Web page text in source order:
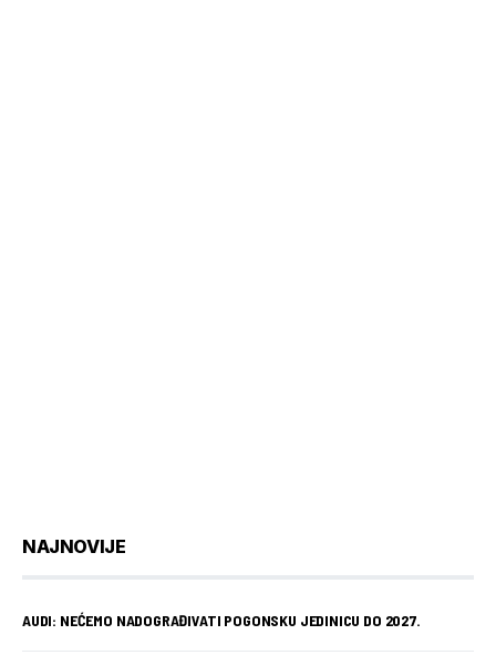
NAJNOVIJE
AUDI: NEĆEMO NADOGRAĐIVATI POGONSKU JEDINICU DO 2027.